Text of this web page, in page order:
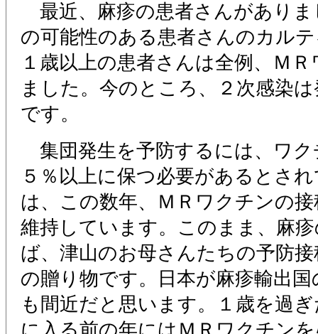
最近、麻疹の患者さんがありま
の可能性のある患者さんのカル
１歳以上の患者さんは全例、Ｍ
ました。今のところ、２次感染
です。
集団発生を予防するには、ワク
５％以上に保つ必要があるとさ
は、この数年、ＭＲワクチンの
維持しています。このまま、麻
ば、津山のお母さんたちの予防
の贈り物です。日本が麻疹輸出
も間近だと思います。１歳を過
に入る前の年にはＭＲワクチン